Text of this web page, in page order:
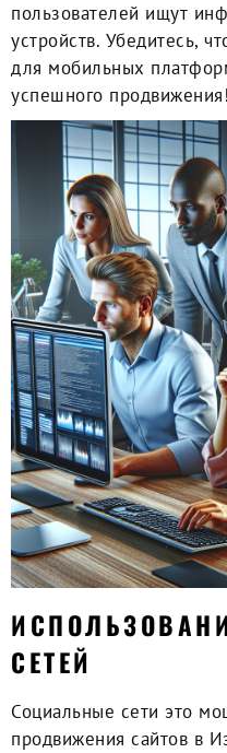
пользователей ищут
устройств. Убедитесь,
для мобильных
успешного продвижения!
СЕТЕЙ
Социальные сети это
продвижения сайтов в